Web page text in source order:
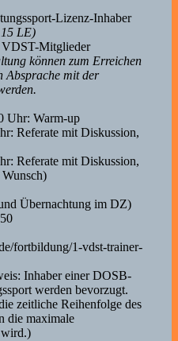
Lizenz-Inhaber
LE)
VDST-Mitglieder
können zum Erreichen
Absprache mit der
Uhr: Warm-up
Referate mit Diskussion,
Referate mit Diskussion,
Übernachtung im DZ)
50
fortbildung/1-vdst-trainer-
Inhaber einer DOSB-
werden bevorzugt.
zeitliche Reihenfolge des
die maximale
wird.)